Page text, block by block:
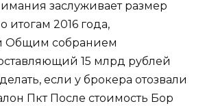
заслуживает размер
2016 года,
Общим собранием
15 млрд рублей
если у брокера отозвали
Пкт После стоимость Бор